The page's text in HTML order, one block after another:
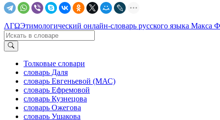
ΛΓΩЭтимологический онлайн-словарь русского языка Макса
Толковые словари
словарь Даля
словарь Евгеньевой (МАС)
словарь Ефремовой
словарь Кузнецова
словарь Ожегова
словарь Ушакова